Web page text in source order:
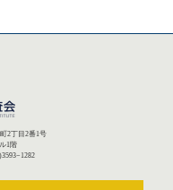
2丁目2番1号
1階